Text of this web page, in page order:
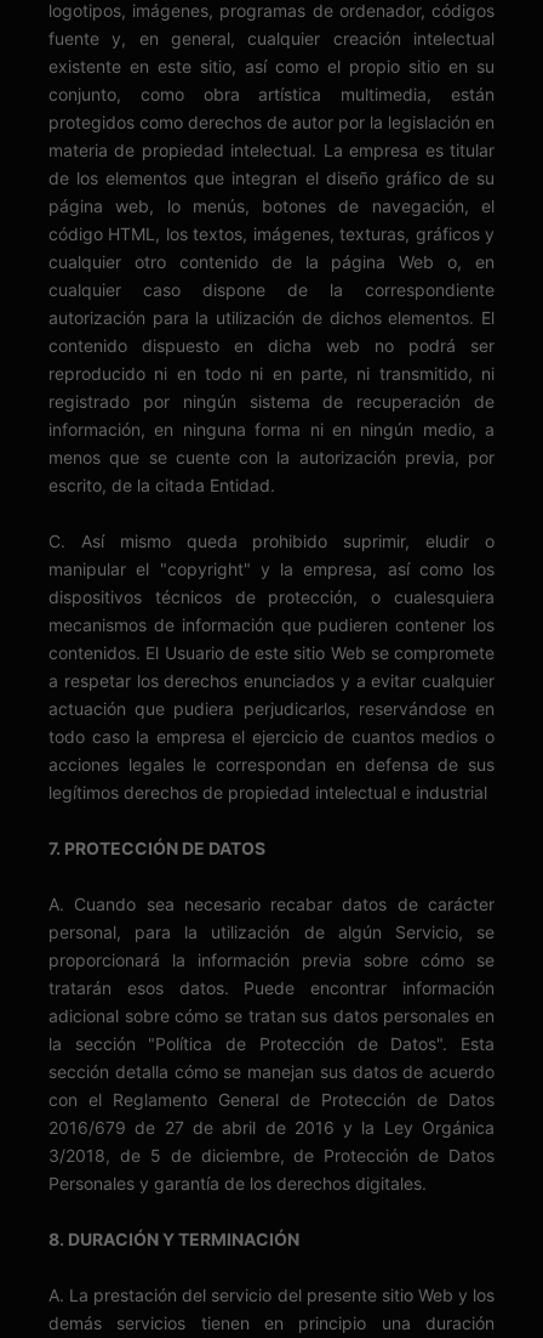
logotipos, imágenes, programas de ordenador, códigos
fuente y, en general, cualquier creación intelectual
existente en este sitio, así como el propio sitio en su
conjunto, como obra artística multimedia, están
protegidos como derechos de autor por la legislación en
materia de propiedad intelectual. La empresa es titular
de los elementos que integran el diseño gráfico de su
página web, lo menús, botones de navegación, el
código HTML, los textos, imágenes, texturas, gráficos y
cualquier otro contenido de la página Web o, en
cualquier caso dispone de la correspondiente
autorización para la utilización de dichos elementos. El
contenido dispuesto en dicha web no podrá ser
reproducido ni en todo ni en parte, ni transmitido, ni
registrado por ningún sistema de recuperación de
información, en ninguna forma ni en ningún medio, a
menos que se cuente con la autorización previa, por
escrito, de la citada Entidad.
C. Así mismo queda prohibido suprimir, eludir o
manipular el "copyright" y la empresa, así como los
dispositivos técnicos de protección, o cualesquiera
mecanismos de información que pudieren contener los
contenidos. El Usuario de este sitio Web se compromete
a respetar los derechos enunciados y a evitar cualquier
actuación que pudiera perjudicarlos, reservándose en
todo caso la empresa el ejercicio de cuantos medios o
acciones legales le correspondan en defensa de sus
legítimos derechos de propiedad intelectual e industrial
7. PROTECCIÓN DE DATOS
A. Cuando sea necesario recabar datos de carácter
personal, para la utilización de algún Servicio, se
proporcionará la información previa sobre cómo se
tratarán esos datos. Puede encontrar información
adicional sobre cómo se tratan sus datos personales en
la sección "Política de Protección de Datos". Esta
sección detalla cómo se manejan sus datos de acuerdo
con el Reglamento General de Protección de Datos
2016/679 de 27 de abril de 2016 y la Ley Orgánica
3/2018, de 5 de diciembre, de Protección de Datos
Personales y garantía de los derechos digitales.
8. DURACIÓN Y TERMINACIÓN
A. La prestación del servicio del presente sitio Web y los
demás servicios tienen en principio una duración